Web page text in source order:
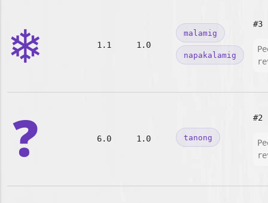
❄️ 1.1 1.0
malamig
napakalamig
#3
❓ 6.0 1.0 tanong
#2